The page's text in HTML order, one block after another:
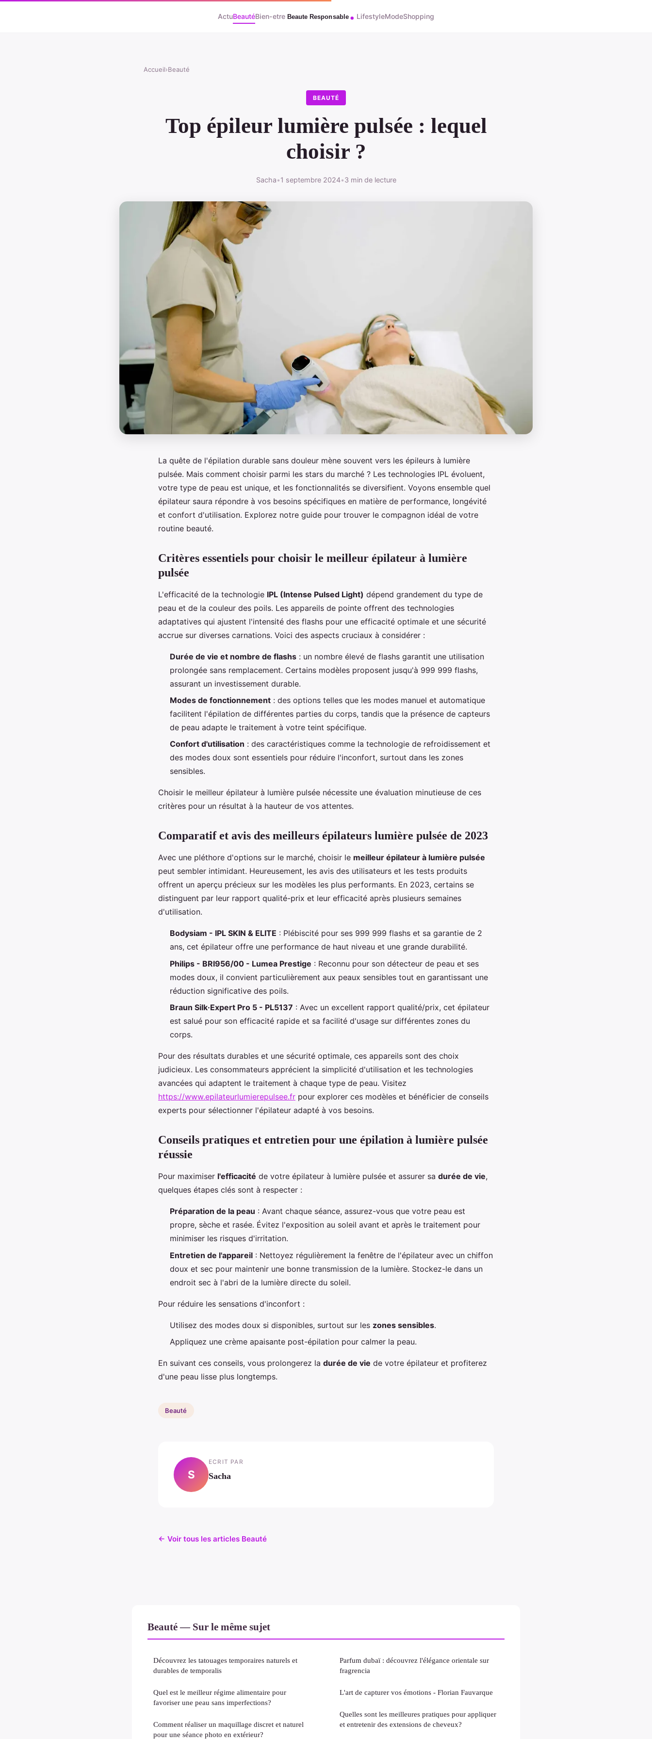
ActuBeautéBien-etre LifestyleModeShopping
Accueil›Beauté
BEAUTÉ
Top épileur lumière pulsée : lequel
choisir ?
Sacha•1 septembre 2024•3 min de lecture
La quête de l'épilation durable sans douleur mène souvent vers les épileurs à lumière
pulsée. Mais comment choisir parmi les stars du marché ? Les technologies IPL évoluent,
votre type de peau est unique, et les fonctionnalités se diversifient. Voyons ensemble quel
épilateur saura répondre à vos besoins spécifiques en matière de performance, longévité
et confort d'utilisation. Explorez notre guide pour trouver le compagnon idéal de votre
routine beauté.
Critères essentiels pour choisir le meilleur épilateur à lumière
pulsée
L'efficacité de la technologie IPL (Intense Pulsed Light) dépend grandement du type de
peau et de la couleur des poils. Les appareils de pointe offrent des technologies
adaptatives qui ajustent l'intensité des flashs pour une efficacité optimale et une sécurité
accrue sur diverses carnations. Voici des aspects cruciaux à considérer :
Durée de vie et nombre de flashs : un nombre élevé de flashs garantit une utilisation
prolongée sans remplacement. Certains modèles proposent jusqu'à 999 999 flashs,
assurant un investissement durable.
Modes de fonctionnement : des options telles que les modes manuel et automatique
facilitent l'épilation de différentes parties du corps, tandis que la présence de capteurs
de peau adapte le traitement à votre teint spécifique.
Confort d'utilisation : des caractéristiques comme la technologie de refroidissement et
des modes doux sont essentiels pour réduire l'inconfort, surtout dans les zones
sensibles.
Choisir le meilleur épilateur à lumière pulsée nécessite une évaluation minutieuse de ces
critères pour un résultat à la hauteur de vos attentes.
Comparatif et avis des meilleurs épilateurs lumière pulsée de 2023
Avec une pléthore d'options sur le marché, choisir le meilleur épilateur à lumière pulsée
peut sembler intimidant. Heureusement, les avis des utilisateurs et les tests produits
offrent un aperçu précieux sur les modèles les plus performants. En 2023, certains se
distinguent par leur rapport qualité-prix et leur efficacité après plusieurs semaines
d'utilisation.
Bodysiam - IPL SKIN & ELITE : Plébiscité pour ses 999 999 flashs et sa garantie de 2
ans, cet épilateur offre une performance de haut niveau et une grande durabilité.
Philips - BRI956/00 - Lumea Prestige : Reconnu pour son détecteur de peau et ses
modes doux, il convient particulièrement aux peaux sensibles tout en garantissant une
réduction significative des poils.
Braun Silk·Expert Pro 5 - PL5137 : Avec un excellent rapport qualité/prix, cet épilateur
est salué pour son efficacité rapide et sa facilité d'usage sur différentes zones du
corps.
Pour des résultats durables et une sécurité optimale, ces appareils sont des choix
judicieux. Les consommateurs apprécient la simplicité d'utilisation et les technologies
avancées qui adaptent le traitement à chaque type de peau. Visitez
https://www.epilateurlumierepulsee.fr pour explorer ces modèles et bénéficier de conseils
experts pour sélectionner l'épilateur adapté à vos besoins.
Conseils pratiques et entretien pour une épilation à lumière pulsée
réussie
Pour maximiser l'efficacité de votre épilateur à lumière pulsée et assurer sa durée de vie,
quelques étapes clés sont à respecter :
Préparation de la peau : Avant chaque séance, assurez-vous que votre peau est
propre, sèche et rasée. Évitez l'exposition au soleil avant et après le traitement pour
minimiser les risques d'irritation.
Entretien de l'appareil : Nettoyez régulièrement la fenêtre de l'épilateur avec un chiffon
doux et sec pour maintenir une bonne transmission de la lumière. Stockez-le dans un
endroit sec à l'abri de la lumière directe du soleil.
Pour réduire les sensations d'inconfort :
Utilisez des modes doux si disponibles, surtout sur les zones sensibles.
Appliquez une crème apaisante post-épilation pour calmer la peau.
En suivant ces conseils, vous prolongerez la durée de vie de votre épilateur et profiterez
d'une peau lisse plus longtemps.
Beauté
S
ECRIT PAR
Sacha
← Voir tous les articles Beauté
Beauté — Sur le même sujet
Découvrez les tatouages temporaires naturels et
durables de temporalis
Quel est le meilleur régime alimentaire pour
favoriser une peau sans imperfections?
Comment réaliser un maquillage discret et naturel
pour une séance photo en extérieur?
Parfum dubaï : découvrez l'élégance orientale sur
fragrencia
L'art de capturer vos émotions - Florian Fauvarque
Quelles sont les meilleures pratiques pour appliquer
et entretenir des extensions de cheveux?